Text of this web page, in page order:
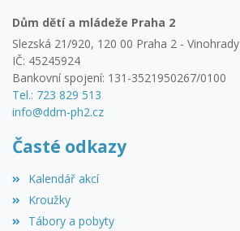
Dům dětí a mládeže Praha 2
Slezská 21/920, 120 00 Praha 2 - Vinohrady
IČ: 45245924
Bankovní spojení: 131-3521950267/0100
Tel.: 723 829 513
info@ddm-ph2.cz
Časté odkazy
Kalendář akcí
Kroužky
Tábory a pobyty